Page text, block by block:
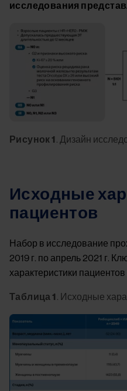
исследования
Image
Рисунок 1 . Дизайн
Исходные
пациентов
Набор в исследование
2019 г. по апрель 2021 г.
характеристики
Таблица 1 . Исходные
Image